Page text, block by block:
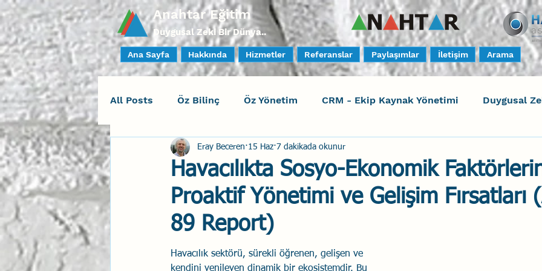
Anahtar Eğitim
Duygusal Zeki Bir Dünya..
Ana Sayfa Hakkında Hizmetler Referanslar Paylaşımlar İletişim Arama
All Posts Öz Bilinç Öz Yönetim CRM - Ekip Kaynak Yönetimi Duygusal
Sosyal Bilinç İlişki Yönetimi Harrison Assessments
Yaratıcı Drama İnsan Faktörleri - Human Factors Güvenli Davranış
Havacılıkta Sosyo-Ekonomik
Proaktif Yönetimi ve Gelişim Fırsatları
89 Report)
Eray Beceren 15 Haz 7 dakikada okunur
Havacılık sektörü, sürekli öğrenen, gelişen ve
kendini yenileyen dinamik bir ekosistemdir. Bu